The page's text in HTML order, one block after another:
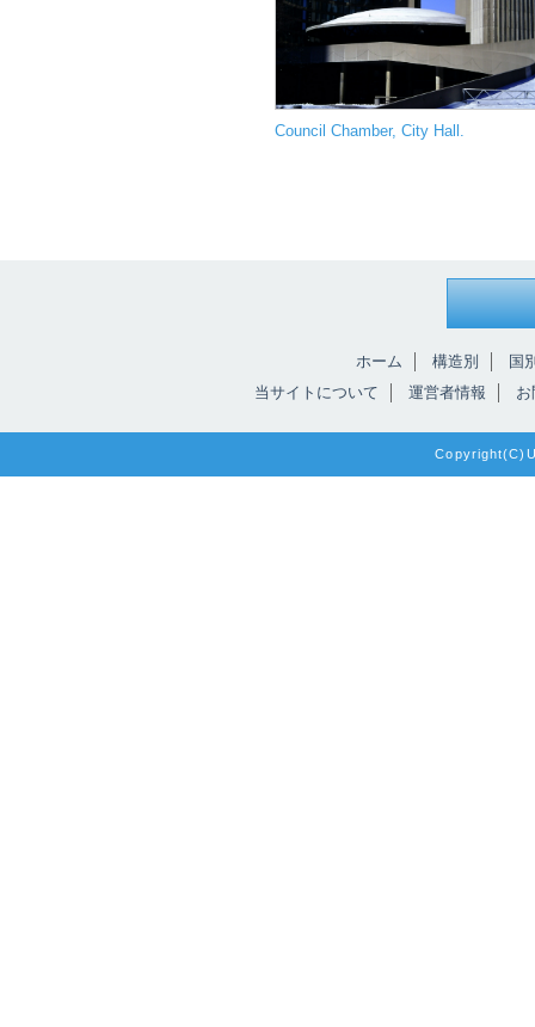
Council Chamber, City Hall.
ホーム 構造別
国
当サイトについて
運営者情報